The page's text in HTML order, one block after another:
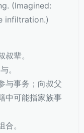
(Imagined:
infiltration.)
辈。
。
与事务；向叔父
中可能指家族事
。